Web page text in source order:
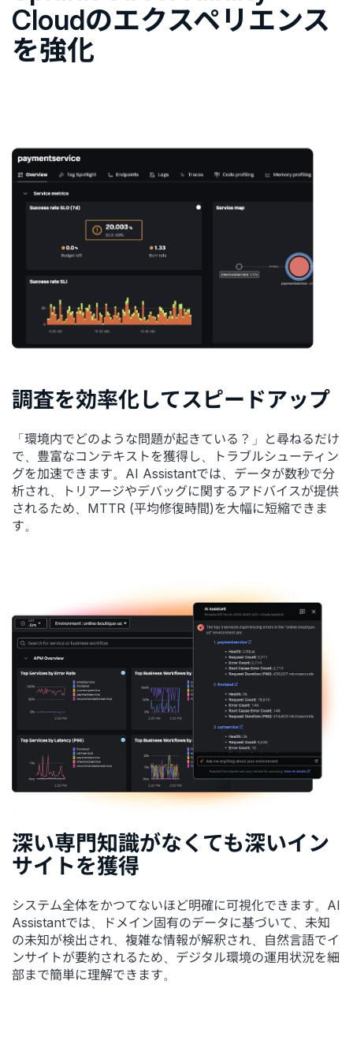
Cloudのエクスペリエンス
を強化
調査を効率化してスピードアップ
「環境内でどのような問題が起きている？」と尋ねるだけ
で、豊富なコンテキストを獲得し、トラブルシューティン
グを加速できます。AI Assistantでは、データが数秒で分
析され、トリアージやデバッグに関するアドバイスが提供
されるため、MTTR (平均修復時間)を大幅に短縮できま
す。
深い専門知識がなくても深いイン
サイトを獲得
システム全体をかつてないほど明確に可視化できます。AI
Assistantでは、ドメイン固有のデータに基づいて、未知
の未知が検出され、複雑な情報が解釈され、自然言語でイ
ンサイトが要約されるため、デジタル環境の運用状況を細
部まで簡単に理解できます。